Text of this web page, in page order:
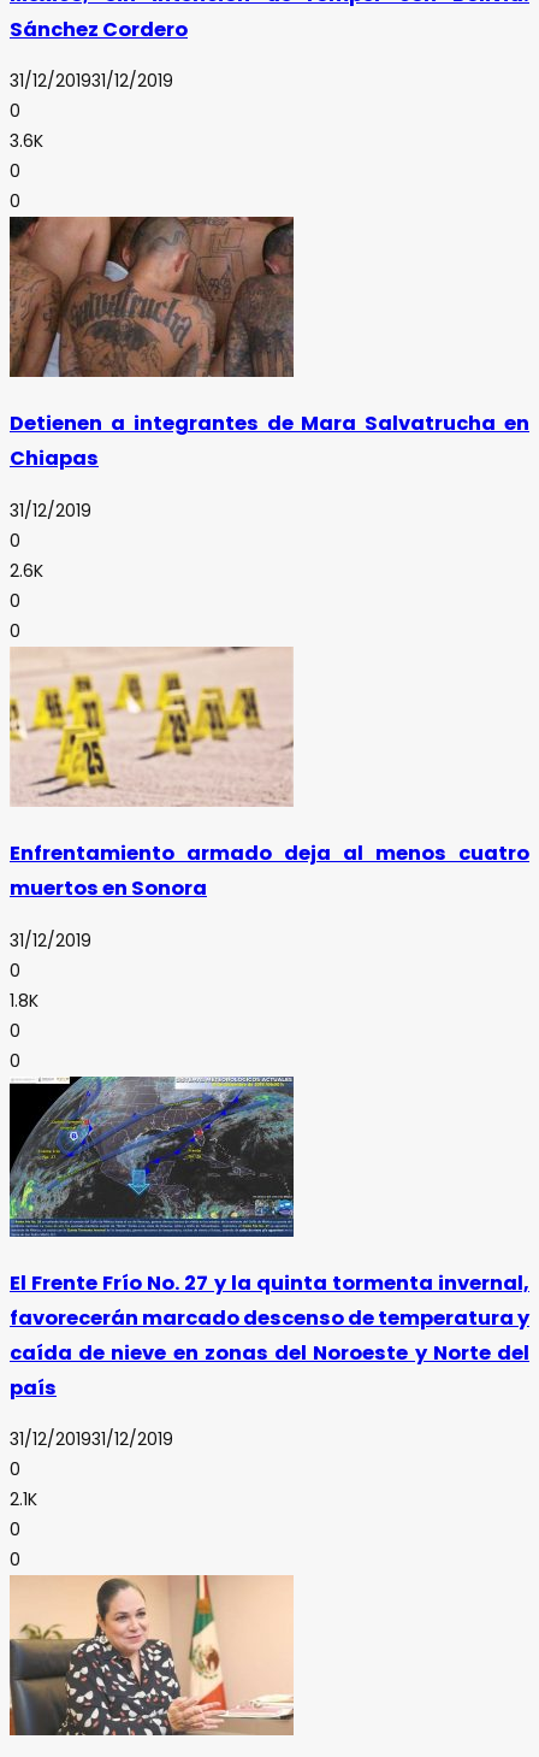
Sánchez Cordero
31/12/201931/12/2019
0
3.6K
0
0
Detienen a integrantes de Mara Salvatrucha en
Chiapas
31/12/2019
0
2.6K
0
0
Enfrentamiento armado deja al menos cuatro
muertos en Sonora
31/12/2019
0
1.8K
0
0
El Frente Frío No. 27 y la quinta tormenta invernal,
favorecerán marcado descenso de temperatura y
caída de nieve en zonas del Noroeste y Norte del
país
31/12/201931/12/2019
0
2.1K
0
0